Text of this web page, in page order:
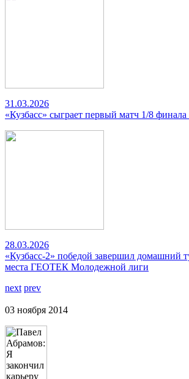
31.03.2026
«Кузбасс» сыграет первый матч 1/8
28.03.2026
«Кузбасс-2» победой завершил домашний
места ГЕОТЕК Молодежной лиги
next prev
03 ноября 2014